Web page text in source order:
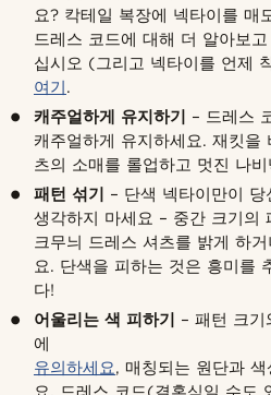
요? 칵테일 복장에 넥타이를 매
드레스 코드에 대해 더 알아보
십시오 (그리고 넥타이를 언제
여기.
캐주얼하게 유지하기 – 드레스
캐주얼하게 유지하세요. 재킷을
츠의 소매를 롤업하고 멋진 나
패턴 섞기 – 단색 넥타이만이
생각하지 마세요 – 중간 크기의
크무늬 드레스 셔츠를 밝게 하
요. 단색을 피하는 것은 흥미를
다!
어울리는 색 피하기 – 패턴 크
에
유의하세요, 매칭되는 원단과